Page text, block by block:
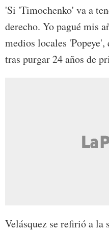
'Si 'Timochenko' va a
derecho. Yo pagué mis
medios locales
tras purgar 24 años de
Velásquez se refirió a